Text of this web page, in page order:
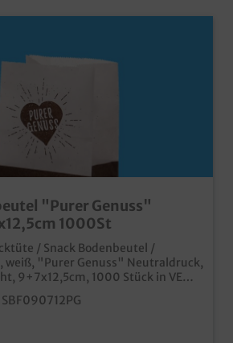
"Purer Genuss"
9+7x12,5cm 1000St
/ Snack Bodenbeutel /
weiß, "Purer Genuss" Neutraldruck,
9+7x12,5cm, 1000 Stück in VE
mit Standboden stabil und
Material in 60g/m² aus
SBF090712PG